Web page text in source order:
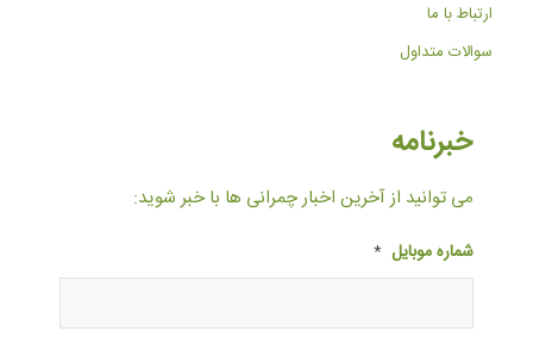
ارتباط با ما
سوالات متداول
خبرنامه
می توانید از آخرین اخبار چمرانی ها با خبر شوید:
شماره موبایل *